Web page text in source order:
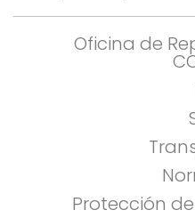
Oficina de
Protección